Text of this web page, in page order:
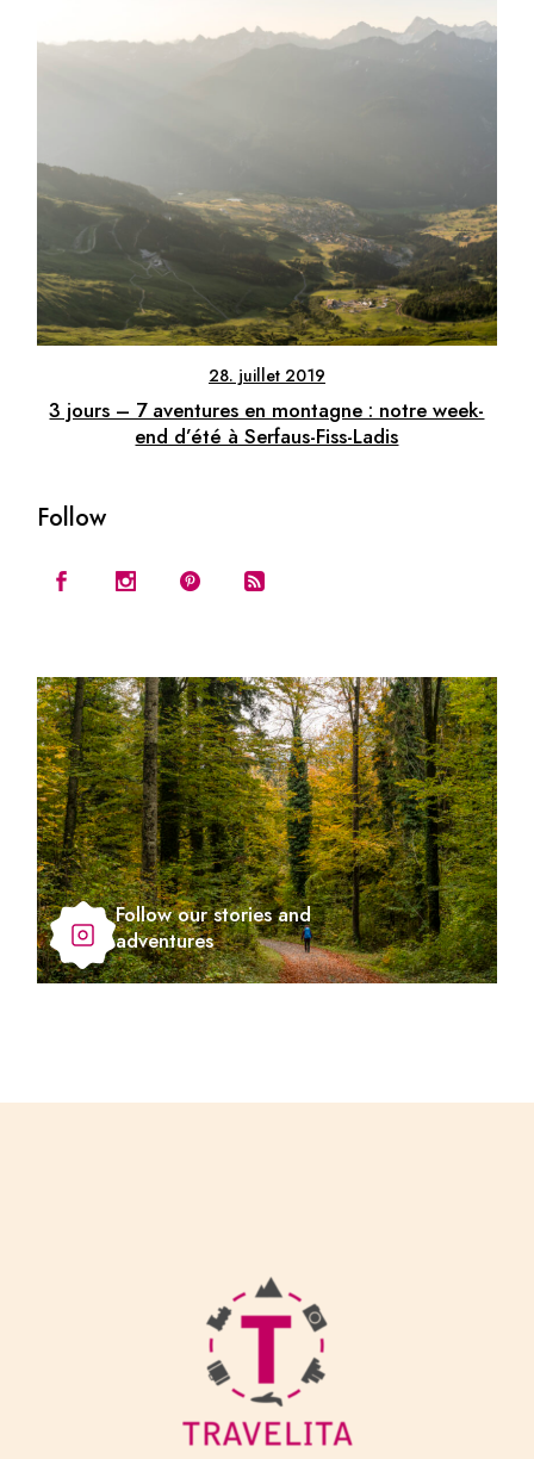
28. juillet 2019
3 jours – 7 aventures en montagne : notre week-
end d’été à Serfaus-Fiss-Ladis
Follow
Follow our stories and
adventures